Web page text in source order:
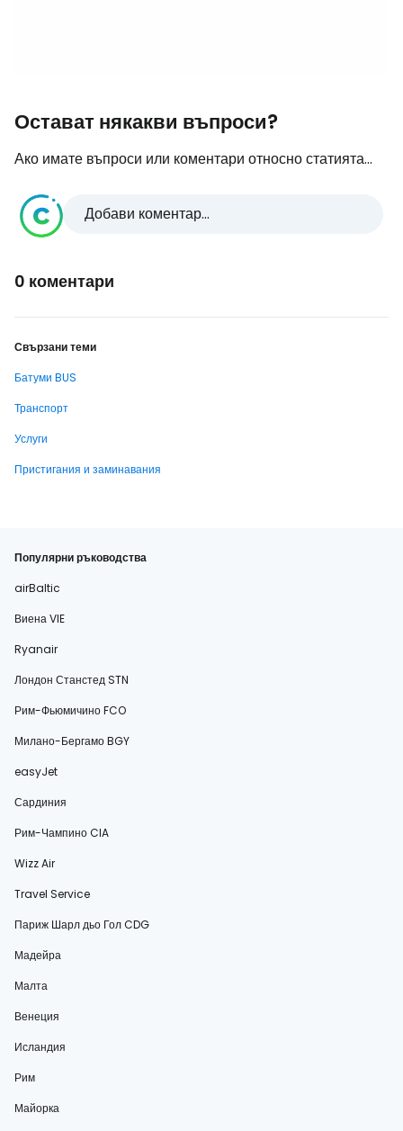
Остават някакви въпроси?
Ако имате въпроси или коментари относно статията...
Добави коментар...
0 коментари
Свързани теми
Батуми BUS
Транспорт
Услуги
Пристигания и заминавания
Популярни ръководства
airBaltic
Виена VIE
Ryanair
Лондон Станстед STN
Рим-Фьюмичино FCO
Милано-Бергамо BGY
easyJet
Сардиния
Рим-Чампино CIA
Wizz Air
Travel Service
Париж Шарл дьо Гол CDG
Мадейра
Малта
Венеция
Исландия
Рим
Майорка